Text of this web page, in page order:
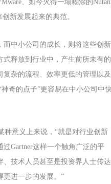
、如今火得一塌糊涂的
新发展起来的典范。
而中小公司的成长，则将这些创新
式释放到行业中，产生前所未有的
杂的流程、效率更低的管理以及
奇的点子”更容易在中小公司中
种意义上来说，“就是对行业创新
Gartner这样一个触角广泛的平
技术人员甚至是投资界人士传达
更进一步的发展。”